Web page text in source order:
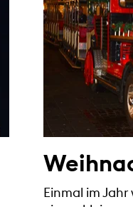
Einmal im